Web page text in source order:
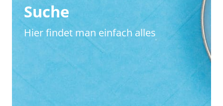
Suche
Hier findet man einfach alles